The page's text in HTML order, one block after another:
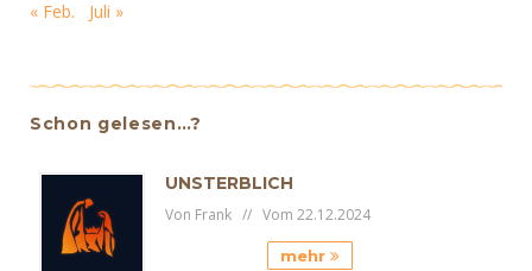
« Feb.
Juli »
Schon gelesen…?
UNSTERBLICH
Von Frank // Vom 22.12.2024
mehr